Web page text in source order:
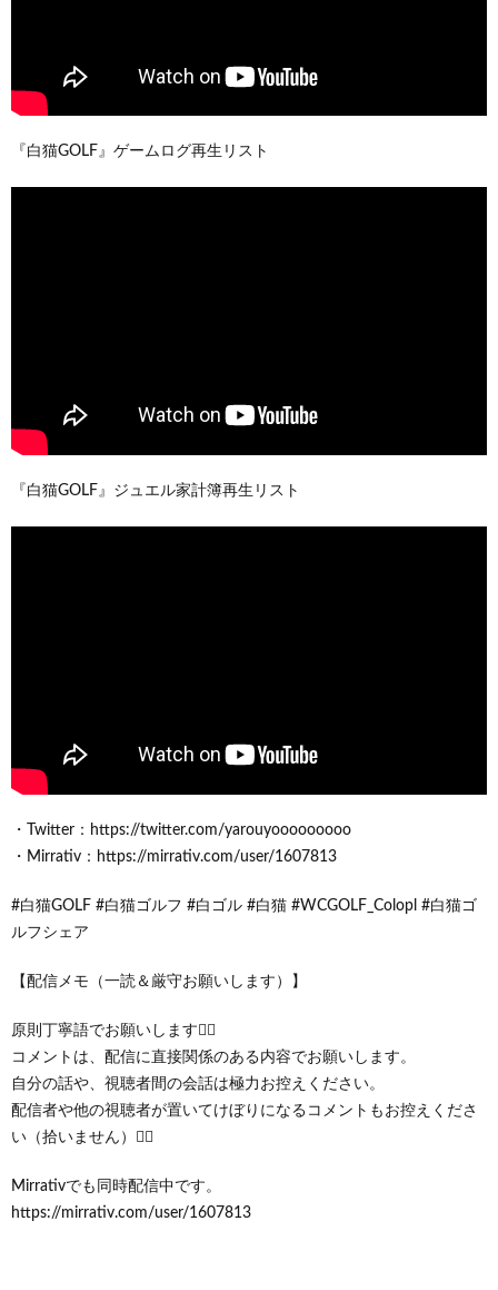
『白猫GOLF』ゲームログ再生リスト
『白猫GOLF』ジュエル家計簿再生リスト
・Twitter：https://twitter.com/yarouyooooooooo
・Mirrativ：https://mirrativ.com/user/1607813
#白猫GOLF #白猫ゴルフ #白ゴル #白猫 #WCGOLF_Colopl #白猫ゴ
ルフシェア
【配信メモ（一読＆厳守お願いします）】
原則丁寧語でお願いします🙇‍♂️
コメントは、配信に直接関係のある内容でお願いします。
自分の話や、視聴者間の会話は極力お控えください。
配信者や他の視聴者が置いてけぼりになるコメントもお控えくださ
い（拾いません）🙇‍♂️
Mirrativでも同時配信中です。
https://mirrativ.com/user/1607813